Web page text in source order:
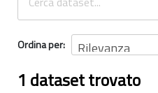
Ordina per
1 dataset trovato